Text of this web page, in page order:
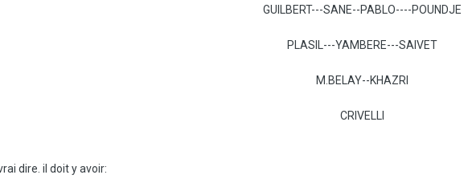
GUILBERT---SANE--PABLO----POUNDJE
PLASIL---YAMBERE---SAIVET
M.BELAY--KHAZRI
CRIVELLI
dire. il doit y avoir: